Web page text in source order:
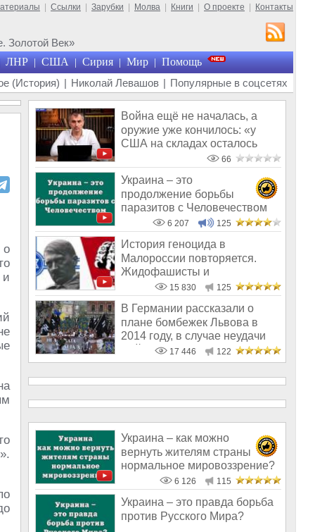
Ссылки Зарубки Молва Книги О проекте Контакты
Золотой Век»
ЛНР | США | Сирия | Мир | Помощь
(История) | Николай Левашов | Популярные в соцсетях
о
Война ещё не началась, а
оружие уже кончилось: «у
США на складах осталось
66
Украина – это
продолжение борьбы
паразитов с Человечеством
6 207 125
История геноцида в
Малороссии повторяется.
Жидофашисты и
жидокоммунисты снова во вл
15 830 125
В Германии рассказали о
плане бомбежек Львова в
2014 году, в случае неудачи
майдана 17 446 122
Украина – как можно
вернуть жителям страны
нормальное мировоззрение?
6 126 115
Украина – это правда борьба
против Русского Мира?